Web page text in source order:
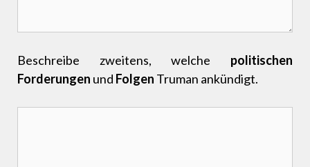
Beschreibe zweitens, welche politischen
Forderungen und Folgen Truman ankündigt.